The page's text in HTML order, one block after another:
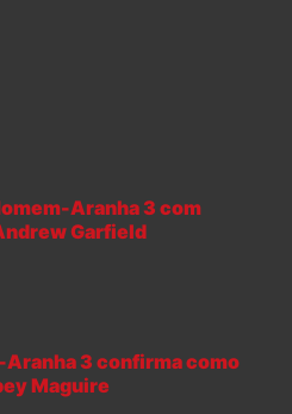
Aranha 3 com
Garfield
3 confirma como
Maguire